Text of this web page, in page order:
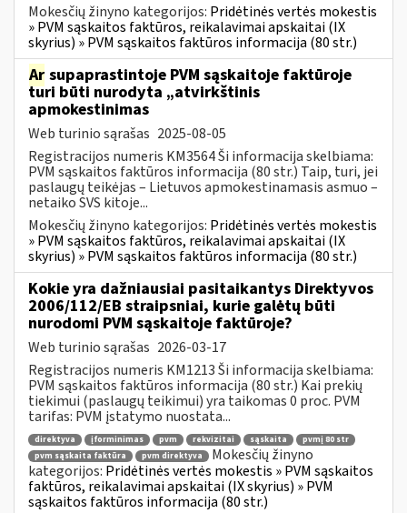
Mokesčių žinyno kategorijos: Pridėtinės vertės mokestis
» PVM sąskaitos faktūros, reikalavimai apskaitai (IX
skyrius) » PVM sąskaitos faktūros informacija (80 str.)
Ar supaprastintoje PVM sąskaitoje faktūroje
turi būti nurodyta „atvirkštinis
apmokestinimas
Web turinio sąrašas 2025-08-05
Registracijos numeris KM3564 Ši informacija skelbiama:
PVM sąskaitos faktūros informacija (80 str.) Taip, turi, jei
paslaugų teikėjas – Lietuvos apmokestinamasis asmuo –
netaiko SVS kitoje...
Mokesčių žinyno kategorijos: Pridėtinės vertės mokestis
» PVM sąskaitos faktūros, reikalavimai apskaitai (IX
skyrius) » PVM sąskaitos faktūros informacija (80 str.)
Kokie yra dažniausiai pasitaikantys Direktyvos
2006/112/EB straipsniai, kurie galėtų būti
nurodomi PVM sąskaitoje faktūroje?
Web turinio sąrašas 2026-03-17
Registracijos numeris KM1213 Ši informacija skelbiama:
PVM sąskaitos faktūros informacija (80 str.) Kai prekių
tiekimui (paslaugų teikimui) yra taikomas 0 proc. PVM
tarifas: PVM įstatymo nuostata...
direktyva įforminimas pvm rekvizitai sąskaita
pvmį 80 str
pvm sąskaita faktūra
pvm direktyva
Mokesčių žinyno
kategorijos: Pridėtinės vertės mokestis » PVM sąskaitos
faktūros, reikalavimai apskaitai (IX skyrius) » PVM
sąskaitos faktūros informacija (80 str.)